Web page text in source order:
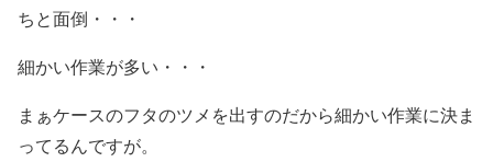
ちと面倒・・・
細かい作業が多い・・・
まぁケースのフタのツメを出すのだから細かい作業に決ま
ってるんですが。